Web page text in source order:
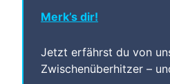
Merk’s dir!
Jetzt erfährst du von
Zwischenüberhitzer –